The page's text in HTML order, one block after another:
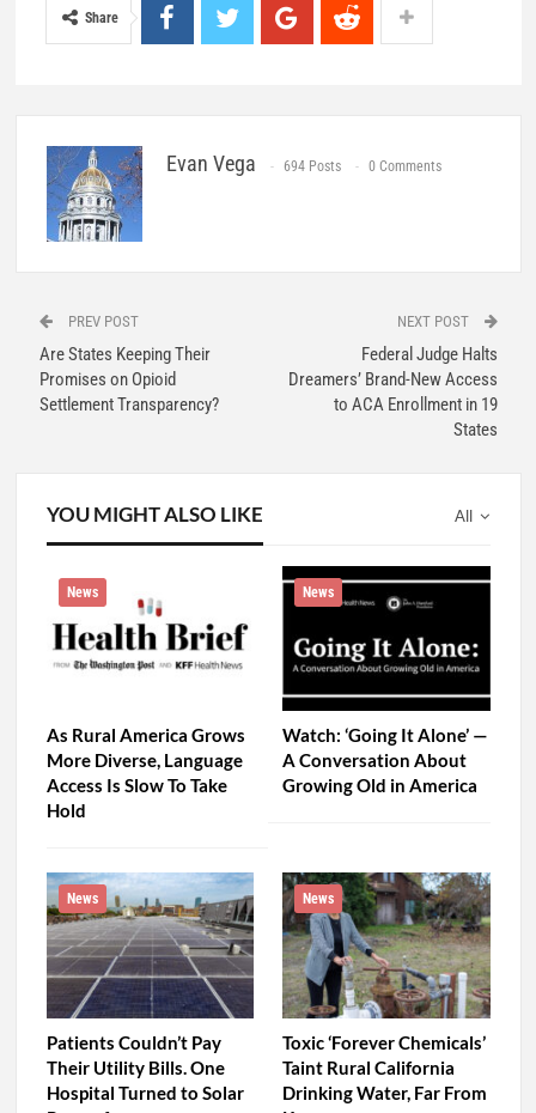
Share
Evan Vega 694 Posts 0 Comments
PREV POST
Are States Keeping Their
Promises on Opioid
Settlement Transparency?
NEXT POST
Federal Judge Halts
Dreamers’ Brand-New Access
to ACA Enrollment in 19
States
All
YOU MIGHT ALSO LIKE
News
As Rural America Grows
More Diverse, Language
Access Is Slow To Take
Hold
News
Watch: ‘Going It Alone’ —
A Conversation About
Growing Old in America
News
Patients Couldn’t Pay
Their Utility Bills. One
Hospital Turned to Solar
News
Toxic ‘Forever Chemicals’
Taint Rural California
Drinking Water, Far From